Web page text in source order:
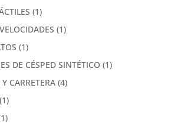
(1)
(1)
(1)
DE CÉSPED SINTÉTICO (1)
CARRETERA (4)
(1)